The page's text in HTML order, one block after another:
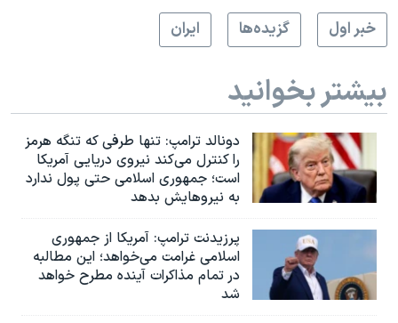
خبر اول
گزيده‌ها ايران
بیشتر بخوانید
دونالد ترامپ: تنها طرفی که تنگه هرمز
را کنترل می‌کند نیروی دریایی آمریکا
است؛ جمهوری اسلامی حتی پول ندارد
به نیروهایش بدهد
پرزیدنت ترامپ: آمریکا از جمهوری
اسلامی غرامت می‌خواهد؛ این مطالبه
در تمام مذاکرات آینده مطرح خواهد
شد